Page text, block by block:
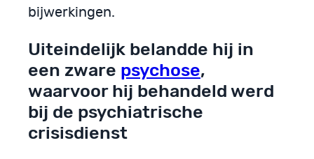
bijwerkingen.
Uiteindelijk belandde hij in
een zware psychose,
waarvoor hij behandeld werd
bij de psychiatrische
crisisdienst